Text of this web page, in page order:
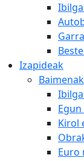
Izapideak
Baimenak
Kirol
Euro